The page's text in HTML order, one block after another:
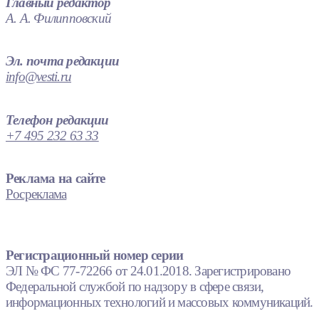
А. А. Филипповский
Эл. почта редакции
info@vesti.ru
Телефон редакции
+7 495 232 63 33
Реклама на сайте
Росреклама
Регистрационный номер серии
ЭЛ № ФС 77-72266 от 24.01.2018. Зарегистрировано
Федеральной службой по надзору в сфере связи,
информационных технологий и массовых коммуникаций.